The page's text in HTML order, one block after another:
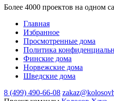
Более 4000 проектов на одном
Главная
Избранное
Просмотренные дома
Политика
Финские дома
Норвежские дома
Шведские дома
8 (499) 490-66-08